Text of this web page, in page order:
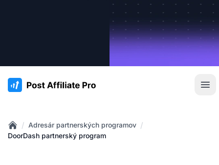
:site.title
Home
/ Adresár partnerských programov /
DoorDash partnerský program